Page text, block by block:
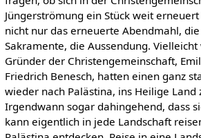
Jüngerströmung ein Stück weit
nicht nur das erneuerte Abendmahl,
Sakramente, die Aussendung. Vielleicht
Gründer der Christengemeinschaft,
Friedrich Benesch, hatten einen ganz
wieder nach Palästina, ins Heilige Land
Irgendwann sogar dahingehend, dass
kann eigentlich in jede Landschaft